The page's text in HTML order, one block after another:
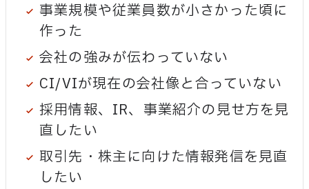
事業規模や従業員数が小さかった頃に
作った
会社の強みが伝わっていない
CI/VIが現在の会社像と合っていない
採用情報、IR、事業紹介の見せ方を見
直したい
取引先・株主に向けた情報発信を見直
したい